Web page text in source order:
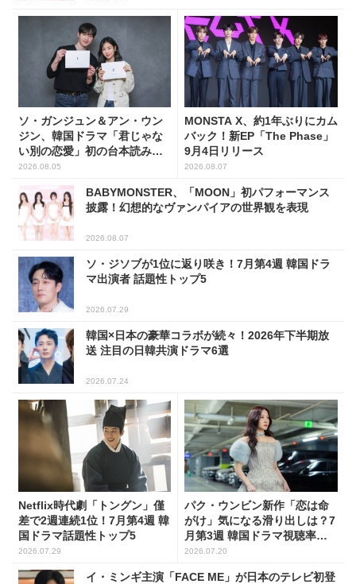
ソ・ガンジュン＆アン・ウン
ジン、韓国ドラマ「君じゃな
い別の恋愛」初の台本読み合
わせで抜群のケミ
2026.08.05
MONSTA X、約1年ぶりにカム
バック！新EP「The Phase」
9月4日リリース
2026.08.07
BABYMONSTER、「MOON」初パフォーマンス
披露！幻想的なヴァンパイアの世界観を表現
2026.08.07
ソ・ジソブが1位に返り咲き！7月第4週 韓国ドラ
マ出演者 話題性トップ5
2026.07.29
韓国×日本の豪華コラボが続々！2026年下半期放
送 注目の日韓共演ドラマ6選
2026.07.24
Netflix時代劇「トングン」僅
差で2週連続1位！7月第4週 韓
国ドラマ話題性トップ5
2026.07.29
パク・ウンビン新作「恋は命
がけ」気になる滑り出しは？7
月第3週 韓国ドラマ視聴率ラ
ンキング
2026.07.20
イ・ミンギ主演「FACE ME」が日本のテレビ初登